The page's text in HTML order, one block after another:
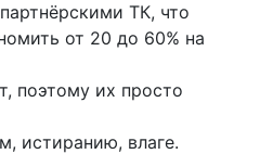
ТК, что
от 20 до 60% на
поэтому их просто
истиранию, влаге.